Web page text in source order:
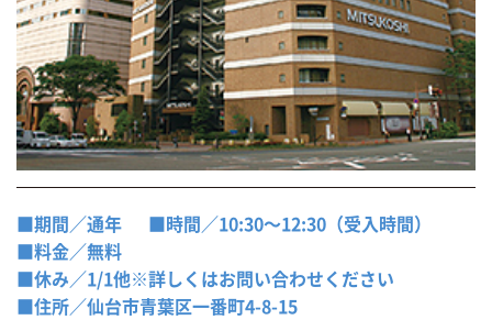
■期間／通年
■時間／10:30〜12:30（受入時間）
■料金／無料
■休み／1/1他※詳しくはお問い合わせください
■住所／仙台市青葉区一番町4-8-15